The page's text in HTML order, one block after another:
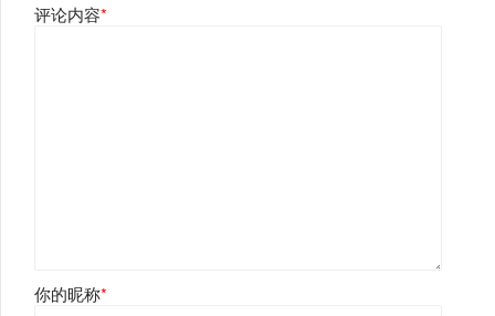
评论内容*
你的昵称*